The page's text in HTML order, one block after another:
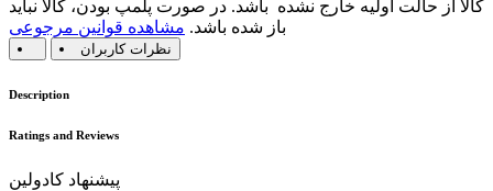
کالا از حالت اولیه خارج نشده باشد. در صورت پلمپ بودن، کالا نباید
باز شده باشد. مشاهده قوانین مرجوعی
نظرات کاربران
Description
Ratings and Reviews
پیشنهاد کادولین